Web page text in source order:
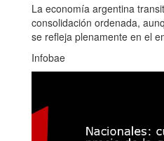
La economía argentina
consolidación ordenada,
se refleja plenamente en el
Infobae